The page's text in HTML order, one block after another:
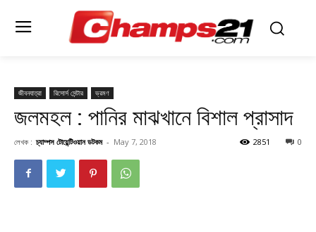
জীবনযাত্রা রিসোর্স সেন্টার ভ্রমণ
জলমহল : পানির মাঝখানে বিশাল প্রাসাদ
লেখক : চ্যাম্পস টোয়েন্টিওয়ান ডটকম - May 7, 2018 0
2851